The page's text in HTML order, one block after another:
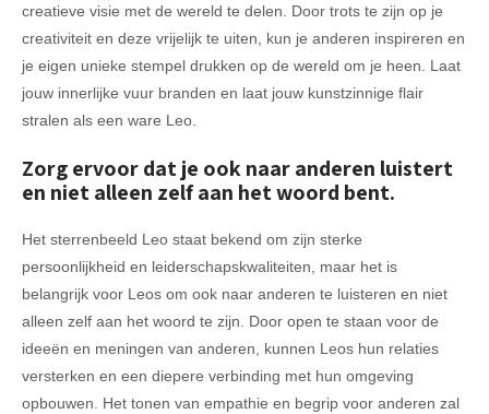
creatieve visie met de wereld te delen. Door trots te zijn op je
creativiteit en deze vrijelijk te uiten, kun je anderen inspireren en
je eigen unieke stempel drukken op de wereld om je heen. Laat
jouw innerlijke vuur branden en laat jouw kunstzinnige flair
stralen als een ware Leo.
Zorg ervoor dat je ook naar anderen luistert
en niet alleen zelf aan het woord bent.
Het sterrenbeeld Leo staat bekend om zijn sterke
persoonlijkheid en leiderschapskwaliteiten, maar het is
belangrijk voor Leos om ook naar anderen te luisteren en niet
alleen zelf aan het woord te zijn. Door open te staan voor de
ideeën en meningen van anderen, kunnen Leos hun relaties
versterken en een diepere verbinding met hun omgeving
opbouwen. Het tonen van empathie en begrip voor anderen zal